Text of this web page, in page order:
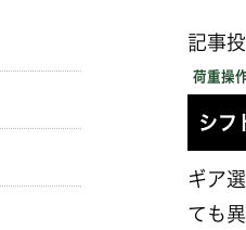
記事
荷重操
シフ
ギア
ても